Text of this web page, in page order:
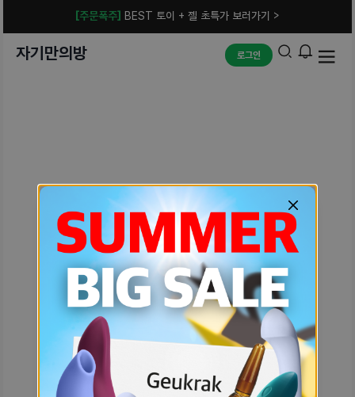
[주문폭주] BEST 토이 + 젤 초특가 보러가기 >
자기만의방 로그인
예상치 못한 에러입니다.